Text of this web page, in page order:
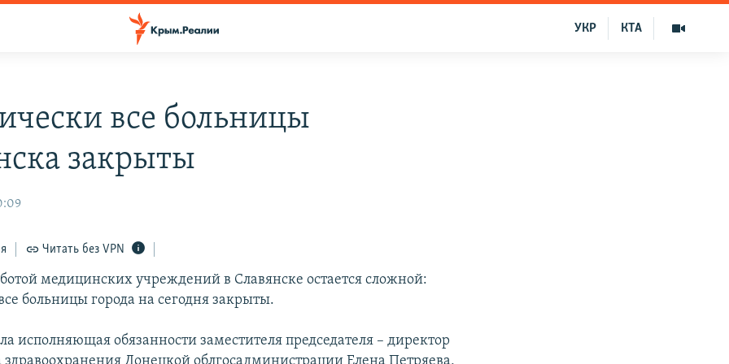
КТА
УКР
все больницы
закрыты
Читать без VPN
медицинских учреждений в Славянске остается сложной:
больницы города на сегодня закрыты.
исполняющая обязанности заместителя председателя – директор